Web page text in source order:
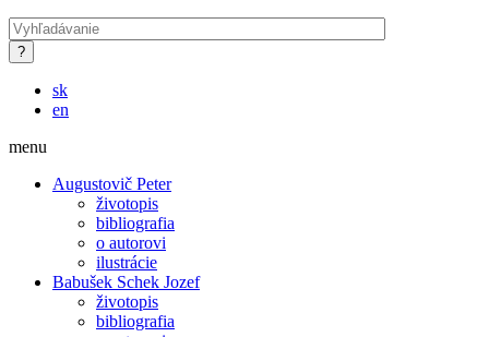
sk
en
menu
Augustovič Peter
životopis
bibliografia
o autorovi
ilustrácie
Babušek Schek Jozef
životopis
bibliografia